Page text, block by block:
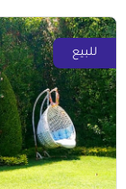
للبيع